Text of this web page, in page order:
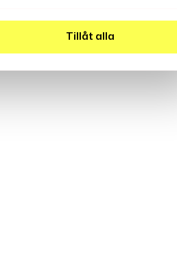
Tillåt alla